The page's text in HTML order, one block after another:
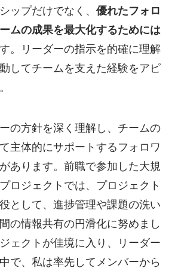
ップだけでなく、 優れたフォロ
ムの成果を最大化するためには
。リーダーの指示を的確に理解
してチームを支えた経験をアピ
の方針を深く理解し、チームの
主体的にサポートするフォロワ
あります。前職で参加した大規
ロジェクトでは、プロジェクト
として、進捗管理や課題の洗い
の情報共有の円滑化に努めまし
ェクトが佳境に入り、リーダー
で、私は率先してメンバーから